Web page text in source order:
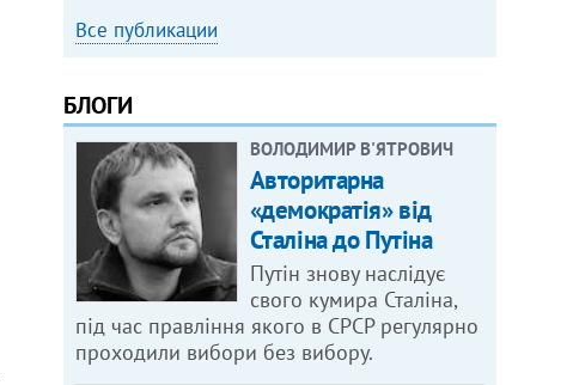
Все публикации
БЛОГИ
ВОЛОДИМИР В'ЯТРОВИЧ
Авторитарна
«демократія» від
Сталіна до Путіна
Путін знову наслідує
свого кумира Сталіна,
під час правління якого в СРСР регулярно
проходили вибори без вибору.